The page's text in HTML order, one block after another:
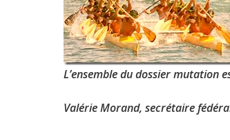
L’ensemble du dossier mutation
Valérie Morand, secrétaire